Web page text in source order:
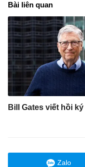
Bài liên quan
Bill Gates viết hồi ký
Zalo